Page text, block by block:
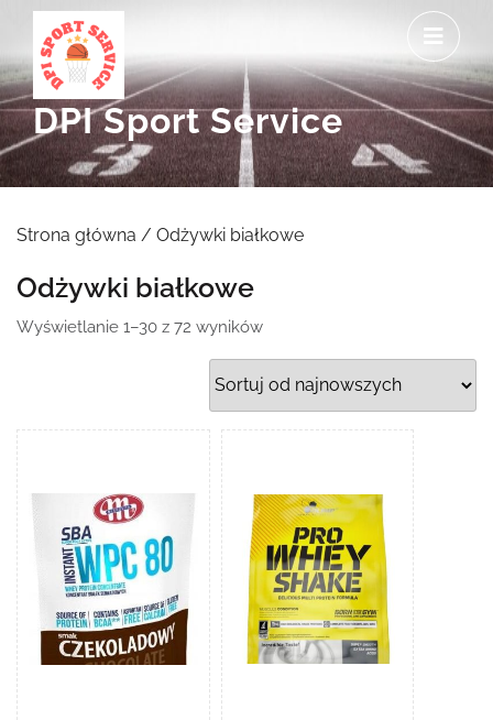
content
DPI Sport Service
Strona główna / Odżywki białkowe
Odżywki białkowe
Wyświetlanie 1–30 z 72 wynikówPosortowane
według
najnowszych